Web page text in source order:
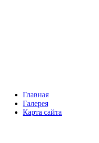
Главная
Галерея
Карта сайта